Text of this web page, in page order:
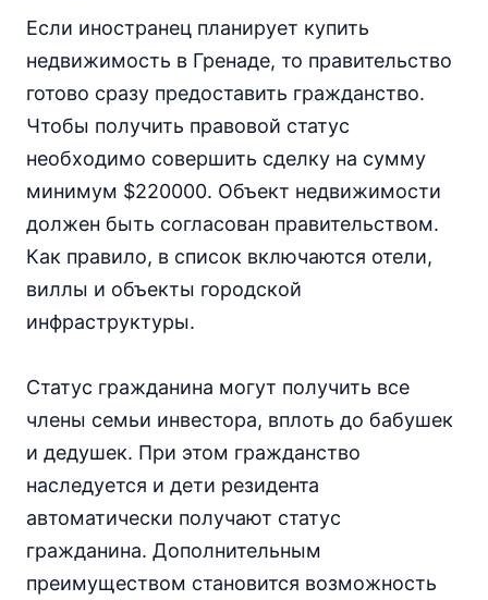
Если иностранец планирует купить
недвижимость в Гренаде, то правительство
готово сразу предоставить гражданство.
Чтобы получить правовой статус
необходимо совершить сделку на сумму
минимум $220000. Объект недвижимости
должен быть согласован правительством.
Как правило, в список включаются отели,
виллы и объекты городской
инфраструктуры.
Статус гражданина могут получить все
члены семьи инвестора, вплоть до бабушек
и дедушек. При этом гражданство
наследуется и дети резидента
автоматически получают статус
гражданина. Дополнительным
преимуществом становится возможность